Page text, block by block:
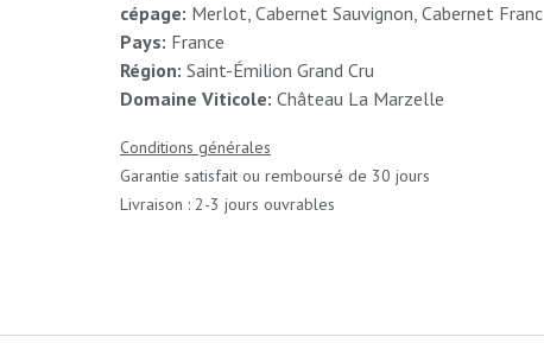
cépage: Merlot, Cabernet Sauvignon, Cabernet Franc
Pays: France
Région: Saint-Émilion Grand Cru
Domaine Viticole: Château La Marzelle
Conditions générales
Garantie satisfait ou remboursé de 30 jours
Livraison : 2-3 jours ouvrables